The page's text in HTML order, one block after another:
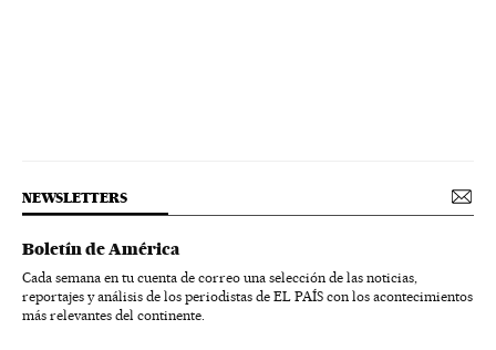
NEWSLETTERS
Boletín de América
Cada semana en tu cuenta de correo una selección de las noticias,
reportajes y análisis de los periodistas de EL PAÍS con los acontecimientos
más relevantes del continente.